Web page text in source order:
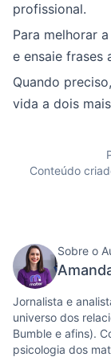
profissional.
Para melhorar
e ensaie frases
Quando
vida a dois
Conteúdo
Sobre o
Jornalista e
universo dos
Bumble e afins).
psicologia dos